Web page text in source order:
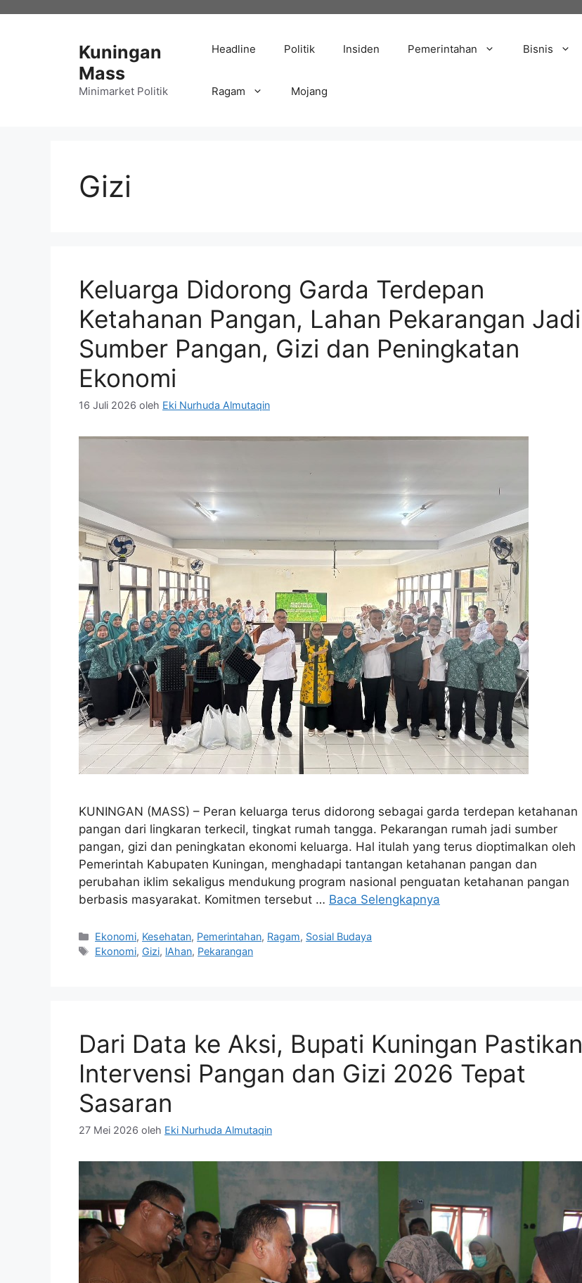
Kuningan
Mass
Minimarket Politik
Headline Politik Insiden Pemerintahan Bisnis
Ragam Mojang
Gizi
Keluarga Didorong Garda Terdepan
Ketahanan Pangan, Lahan Pekarangan Jadi
Sumber Pangan, Gizi dan Peningkatan
Ekonomi
16 Juli 2026 oleh Eki Nurhuda Almutaqin
KUNINGAN (MASS) – Peran keluarga terus didorong sebagai garda terdepan ketahanan
pangan dari lingkaran terkecil, tingkat rumah tangga. Pekarangan rumah jadi sumber
pangan, gizi dan peningkatan ekonomi keluarga. Hal itulah yang terus dioptimalkan oleh
Pemerintah Kabupaten Kuningan, menghadapi tantangan ketahanan pangan dan
perubahan iklim sekaligus mendukung program nasional penguatan ketahanan pangan
berbasis masyarakat. Komitmen tersebut … Baca Selengkapnya
Kategori
Ekonomi, Kesehatan, Pemerintahan, Ragam, Sosial Budaya
Tag
Ekonomi, Gizi, lAhan, Pekarangan
Dari Data ke Aksi, Bupati Kuningan Pastikan
Intervensi Pangan dan Gizi 2026 Tepat
Sasaran
27 Mei 2026 oleh Eki Nurhuda Almutaqin